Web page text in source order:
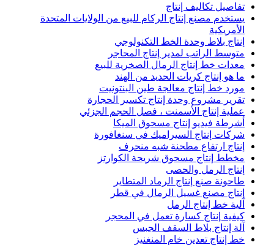
تفاصيل تكاليف إنتاج
يستخدم مصنع إنتاج الركام للبيع من الولايات المتحدة
الأمريكية
إنتاج بلاط وحدة الخط التكنولوجي
متوسط الراتب لمدير إنتاج المحاجر
معدات خط إنتاج الرمال الصخرية للبيع
ما هو إنتاج كريات الحديد من الهند
مورد خط إنتاج معالجة طين البنتونيت
تقرير مشروع وحدة إنتاج تكسير الحجارة
عملية إنتاج الأسمنت ، فصل الحجم الجزئي
أشرطة فيديو إنتاج مسحوق الميكا
شركات إنتاج السيراميك في سنغافورة
إنتاج ارتفاع مطحنة شبه منحرف
مخطط إنتاج مسحوق شريحة الكوارتز
إنتاج الرمل والحصى
طاحونة صنع إنتاج الرماد المتطاير
إنتاج مصنع غسيل الرمال في قطر
آلية خط إنتاج الرمل
كيفية إنتاج كسارة تعمل في المحجر
آلة إنتاج بلاط السقف الجبس
خط إنتاج تعدين خام المنغنيز